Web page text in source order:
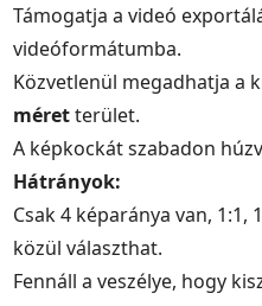
Támogatja a videó
videóformátumba.
Közvetlenül megadhatja a
méretterület.
A képkockát szabadon
Hátrányok:
Csak 4 képaránya van, 1:1,
közül választhat.
Fennáll a veszélye, hogy